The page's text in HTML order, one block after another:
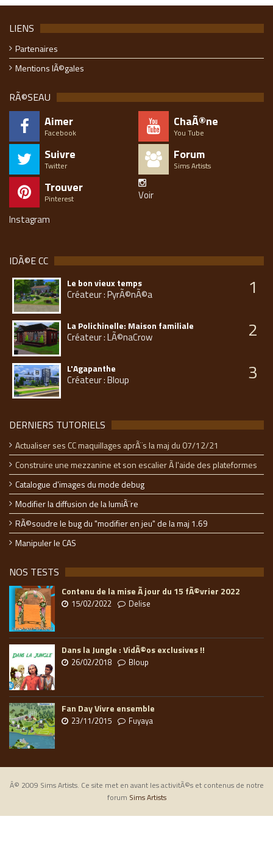
LIENS
Partenaires
Mentions lÃ©gales
RÃ©SEAU
Aimer
Facebook
ChaÃ®ne
You Tube
Suivre
Twitter
Forum
Sims Artists
Trouver
Pinterest
Voir
Instagram
IDÃ©E CC
Le bon vieux temps
Créateur : PyrÃ©nÃ©a 1
La Polichinelle: Maison familiale
Créateur : LÃ©naCrow 2
L'Agapanthe
Créateur : Bloup 3
DERNIERS TUTORIELS
Actualiser ses CC maquillages aprÃ¨s la maj du 07/12/21
Construire une mezzanine et son escalier Ã l'aide des plateformes
Catalogue d'images du mode debug
Modifier la diffusion de la lumiÃ¨re
RÃ©soudre le bug du "modifier en jeu" de la maj 1.69
Manipuler le CAS
NOS TESTS
Contenu de la mise Ã jour du 15 fÃ©vrier 2022
15/02/2022 Delise
Dans la Jungle : VidÃ©os exclusives !!
26/02/2018 Bloup
Fan Day Vivre ensemble
23/11/2015 Fuyaya
Â© 2009 Sims Artists. Ce site met en avant les activitÃ©s et contenus de notre
forum Sims Artists